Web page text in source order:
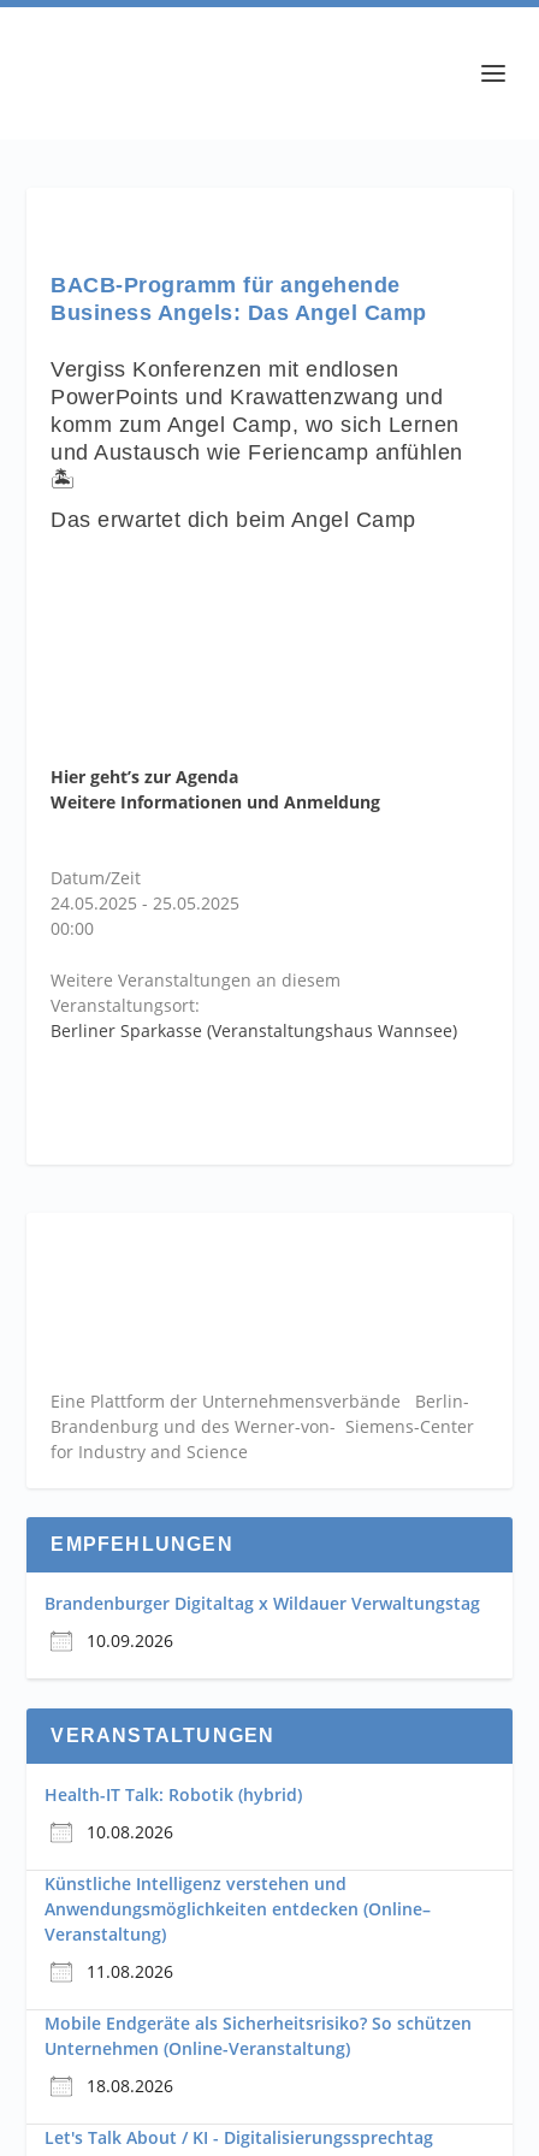
BACB-Programm für angehende
Business Angels: Das Angel Camp
Vergiss Konferenzen mit endlosen
PowerPoints und Krawattenzwang und
komm zum Angel Camp, wo sich Lernen
und Austausch wie Feriencamp anfühlen
🏝️
Das erwartet dich beim Angel Camp
Hier geht’s zur Agenda
Weitere Informationen und Anmeldung
Datum/Zeit
24.05.2025 - 25.05.2025
00:00
Weitere Veranstaltungen an diesem
Veranstaltungsort:
Berliner Sparkasse (Veranstaltungshaus Wannsee)
Eine Plattform der Unternehmensverbände Berlin-
Brandenburg und des Werner-von- Siemens-Center
for Industry and Science
EMPFEHLUNGEN
Brandenburger Digitaltag x Wildauer Verwaltungstag
10.09.2026
VERANSTALTUNGEN
Health-IT Talk: Robotik (hybrid)
10.08.2026
Künstliche Intelligenz verstehen und
Anwendungsmöglichkeiten entdecken (Online–
Veranstaltung)
11.08.2026
Mobile Endgeräte als Sicherheitsrisiko? So schützen
Unternehmen (Online-Veranstaltung)
18.08.2026
Let's Talk About / KI - Digitalisierungssprechtag